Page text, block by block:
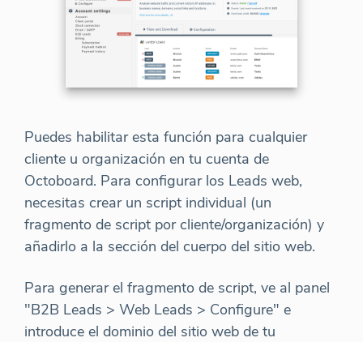
Puedes habilitar esta función para cualquier
cliente u organización en tu cuenta de
Octoboard. Para configurar los Leads web,
necesitas crear un script individual (un
fragmento de script por cliente/organización) y
añadirlo a la sección del cuerpo del sitio web.
Para generar el fragmento de script, ve al panel
"B2B Leads > Web Leads > Configure" e
introduce el dominio del sitio web de tu